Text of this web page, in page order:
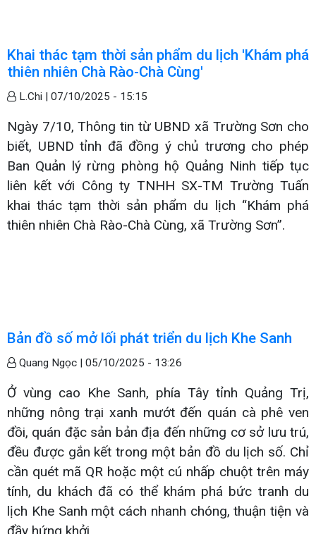
Khai thác tạm thời sản phẩm du lịch 'Khám phá
thiên nhiên Chà Rào-Chà Cùng'
L.Chi | 07/10/2025 - 15:15
Ngày 7/10, Thông tin từ UBND xã Trường Sơn cho
biết, UBND tỉnh đã đồng ý chủ trương cho phép
Ban Quản lý rừng phòng hộ Quảng Ninh tiếp tục
liên kết với Công ty TNHH SX-TM Trường Tuấn
khai thác tạm thời sản phẩm du lịch “Khám phá
thiên nhiên Chà Rào-Chà Cùng, xã Trường Sơn”.
Bản đồ số mở lối phát triển du lịch Khe Sanh
Quang Ngọc | 05/10/2025 - 13:26
Ở vùng cao Khe Sanh, phía Tây tỉnh Quảng Trị,
những nông trại xanh mướt đến quán cà phê ven
đồi, quán đặc sản bản địa đến những cơ sở lưu trú,
đều được gắn kết trong một bản đồ du lịch số. Chỉ
cần quét mã QR hoặc một cú nhấp chuột trên máy
tính, du khách đã có thể khám phá bức tranh du
lịch Khe Sanh một cách nhanh chóng, thuận tiện và